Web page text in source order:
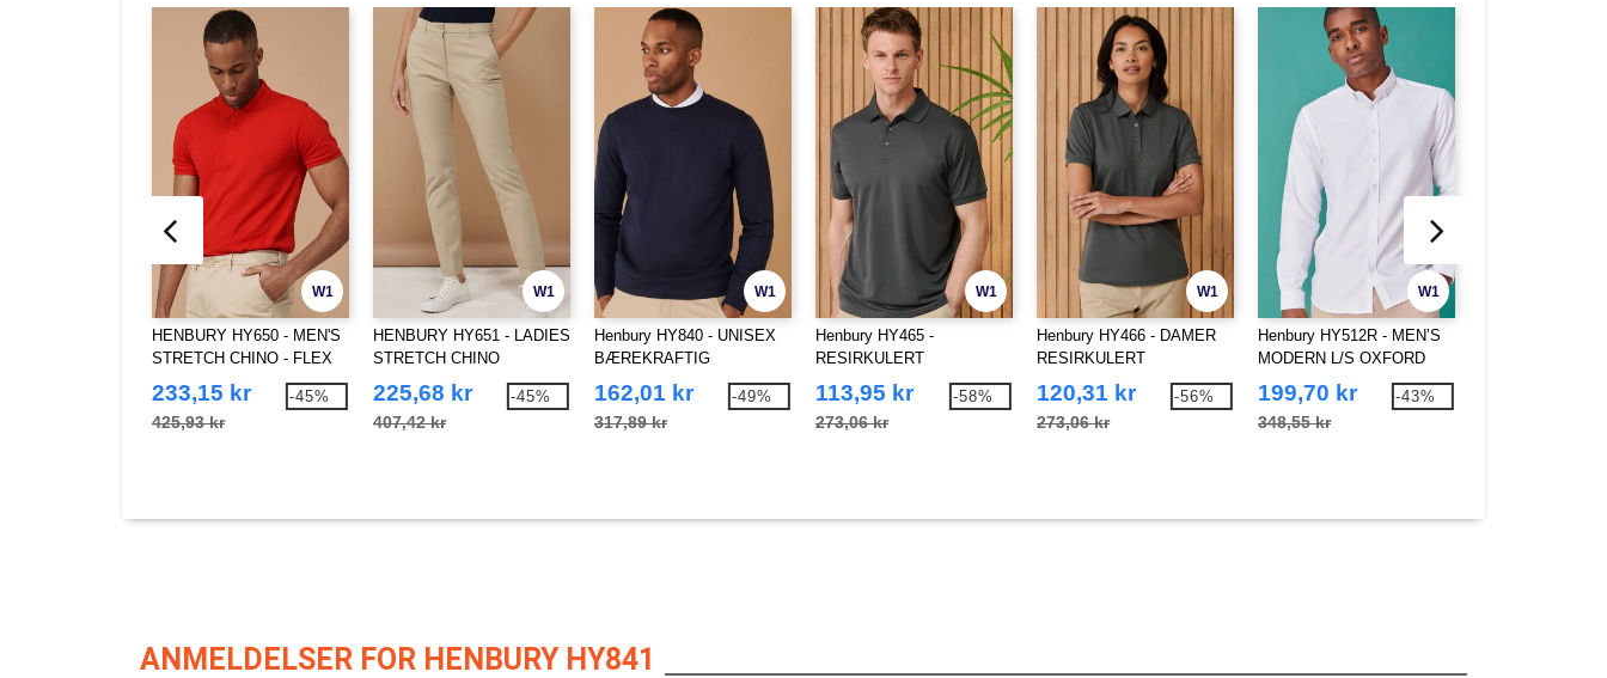
W1
HENBURY HY650 - MEN'S
STRETCH CHINO - FLEX
WAISTBAND
233,15 kr
425,93 kr
-45%
W1
HENBURY HY651 - LADIES
STRETCH CHINO
225,68 kr
407,42 kr
-45%
W1
Henbury HY840 - UNISEX
BÆREKRAFTIG
SWEATSHIRT
162,01 kr
317,89 kr
-49%
W1
Henbury HY465 -
RESIRKULERT
POLYESTER
POLOSKJORTE
113,95 kr
273,06 kr
-58%
W1
Henbury HY466 - DAMER
RESIRKULERT
POLYESTER
POLOSKJORTE
120,31 kr
273,06 kr
-56%
W1
Henbury HY512R - MEN’S
MODERN L/S OXFORD
SKJORTE – REGULAR
PASSFORM
199,70 kr
348,55 kr
-43%
ANMELDELSER FOR HENBURY HY841